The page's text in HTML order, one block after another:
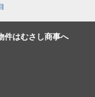
件はむさし商事へ